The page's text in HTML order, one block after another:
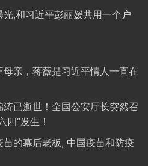
,和习近平彭丽媛共用一个户
亲，蒋薇是习近平情人一直在
已逝世！全国公安厅长突然召
四”发生！
的幕后老板, 中国疫苗和防疫